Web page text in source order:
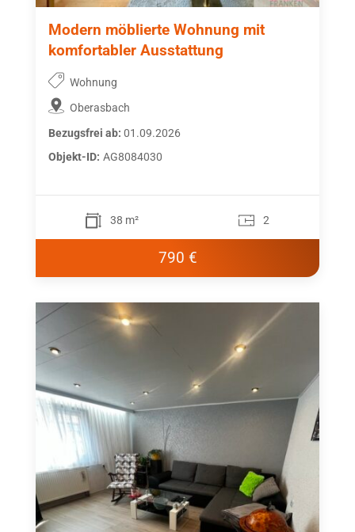
Modern möblierte Wohnung mit
komfortabler Ausstattung
Wohnung
Oberasbach
Bezugsfrei ab: 01.09.2026
Objekt-ID: AG8084030
38 m² 2
790 €